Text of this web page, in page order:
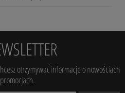
otrzymywać informacje o nowościach